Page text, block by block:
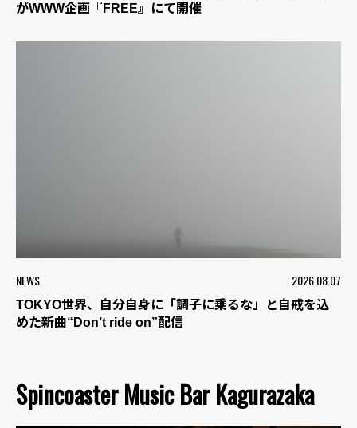
がWWW企画『FREE』にて開催
NEWS 2026.08.07
TOKYO世界、自分自身に「調子に乗るな」と自戒を込
めた新曲“Don’t ride on”配信
Spincoaster Music Bar Kagurazaka